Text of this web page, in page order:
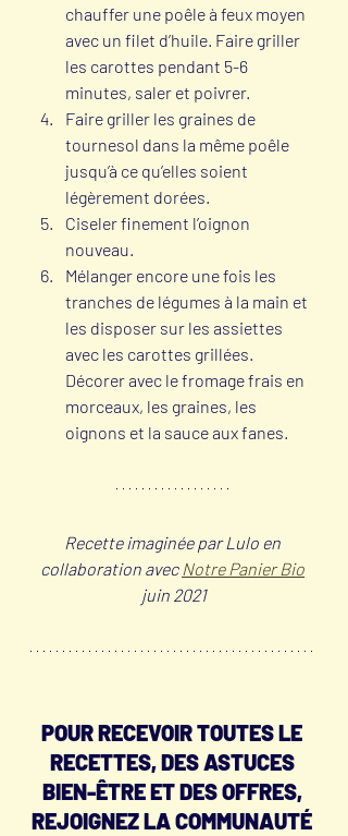
chauffer une poêle à feux moyen
avec un filet d’huile. Faire griller
les carottes pendant 5-6
minutes, saler et poivrer.
Faire griller les graines de
tournesol dans la même poêle
jusqu’à ce qu’elles soient
légèrement dorées.
Ciseler finement l’oignon
nouveau.
Mélanger encore une fois les
tranches de légumes à la main et
les disposer sur les assiettes
avec les carottes grillées.
Décorer avec le fromage frais en
morceaux, les graines, les
oignons et la sauce aux fanes.
Recette imaginée par Lulo en
collaboration avec Notre Panier Bio
juin 2021
POUR RECEVOIR TOUTES LE
RECETTES, DES ASTUCES
BIEN-ÊTRE ET DES OFFRES,
REJOIGNEZ LA COMMUNAUTÉ